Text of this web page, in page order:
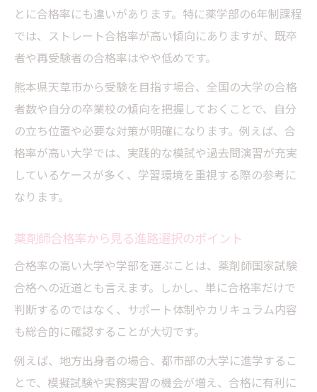
とに合格率にも違いがあります。特に薬学部の6年制課程
では、ストレート合格率が高い傾向にありますが、既卒
者や再受験者の合格率はやや低めです。
熊本県天草市から受験を目指す場合、全国の大学の合格
者数や自分の卒業校の傾向を把握しておくことで、自分
の立ち位置や必要な対策が明確になります。例えば、合
格率が高い大学では、実践的な模試や過去問演習が充実
しているケースが多く、学習環境を重視する際の参考に
なります。
薬剤師合格率から見る進路選択のポイント
合格率の高い大学や学部を選ぶことは、薬剤師国家試験
合格への近道とも言えます。しかし、単に合格率だけで
判断するのではなく、サポート体制やカリキュラム内容
も総合的に確認することが大切です。
例えば、地方出身者の場合、都市部の大学に進学するこ
とで、模擬試験や実務実習の機会が増え、合格に有利に